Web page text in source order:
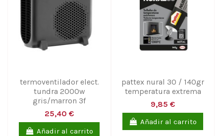
termoventilador elect.
tundra 2000w
gris/marron 3f
25,40 €
Añadir al carrito
pattex nural 30 / 140gr
temperatura extrema
9,85 €
Añadir al carrito